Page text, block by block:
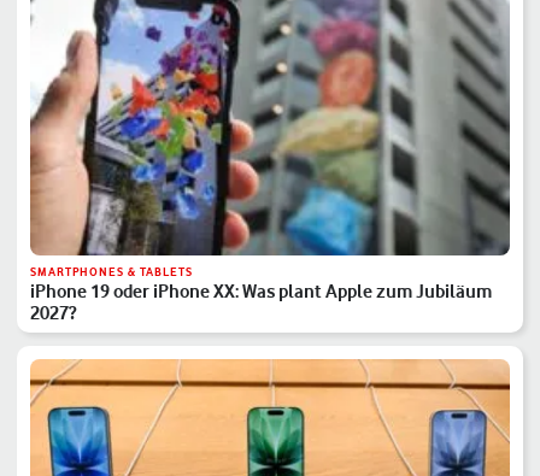
SMARTPHONES & TABLETS
iPhone 19 oder iPhone XX: Was plant Apple zum Jubiläum
2027?